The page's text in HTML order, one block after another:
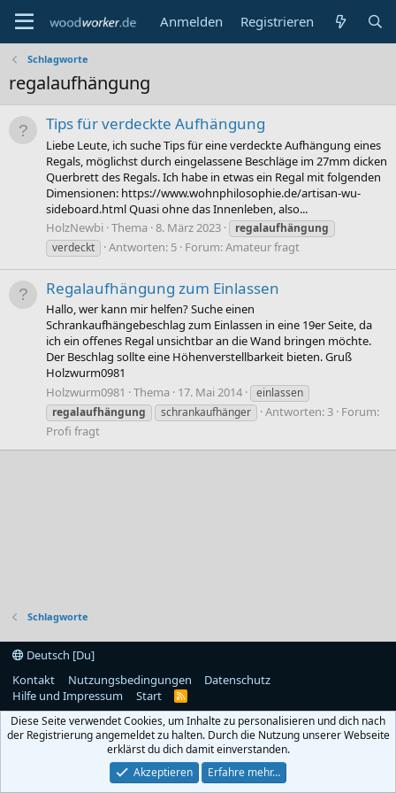
Anmelden Registrieren
Schlagworte
regalaufhängung
Tips für verdeckte Aufhängung
Liebe Leute, ich suche Tips für eine verdeckte Aufhängung eines
Regals, möglichst durch eingelassene Beschläge im 27mm dicken
Querbrett des Regals. Ich habe in etwas ein Regal mit folgenden
Dimensionen: https://www.wohnphilosophie.de/artisan-wu-
sideboard.html Quasi ohne das Innenleben, also...
HolzNewbi Thema 8. März 2023
regalaufhängung
verdeckt
Antworten: 5 Forum:Amateur fragt
Regalaufhängung zum Einlassen
Hallo, wer kann mir helfen? Suche einen
Schrankaufhängebeschlag zum Einlassen in eine 19er Seite, da
ich ein offenes Regal unsichtbar an die Wand bringen möchte.
Der Beschlag sollte eine Höhenverstellbarkeit bieten. Gruß
Holzwurm0981
Holzwurm0981
Thema 17. Mai 2014
einlassen
regalaufhängung
schrankaufhänger Antworten: 3 Forum:
Profi fragt
Schlagworte
Deutsch [Du]
Kontakt
Nutzungsbedingungen
Datenschutz
Hilfe und Impressum
Start
R
S
Diese Seite verwendet Cookies, um Inhalte zu personalisieren und dich nach
der Registrierung angemeldet zu halten. Durch die Nutzung unserer Webseite
erklärst du dich damit einverstanden.
Akzeptieren
Erfahre mehr…